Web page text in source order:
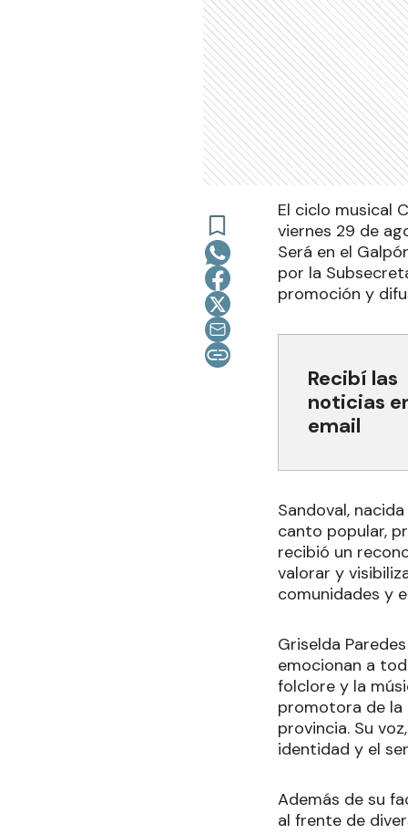
El ciclo musical
viernes 29 de
Será en el
por la
promoción y
Recibí las
noticias
email
Sandoval,
canto popular,
recibió un
valorar y
comunidades y
Griselda
emocionan a
folclore y la
promotora de la
provincia. Su
identidad y el
Además de su
al frente de